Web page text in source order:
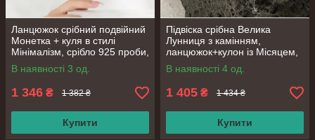
Ланцюжок срібний подвійний
Монетка + куля в стилі
Мінімалізм, срібло 925 проби,
довжина 40 + 6 см
В наявності 3 од.
1 346 ₴ 1 382 ₴
Купити
Підвіска срібна Велика
Лунниця з камінням,
ланцюжок+кулон із Місяцем,
срібло 925 проби, довжина
40+5 см
В наявності 4 од.
1 405 ₴ 1 434 ₴
Купити